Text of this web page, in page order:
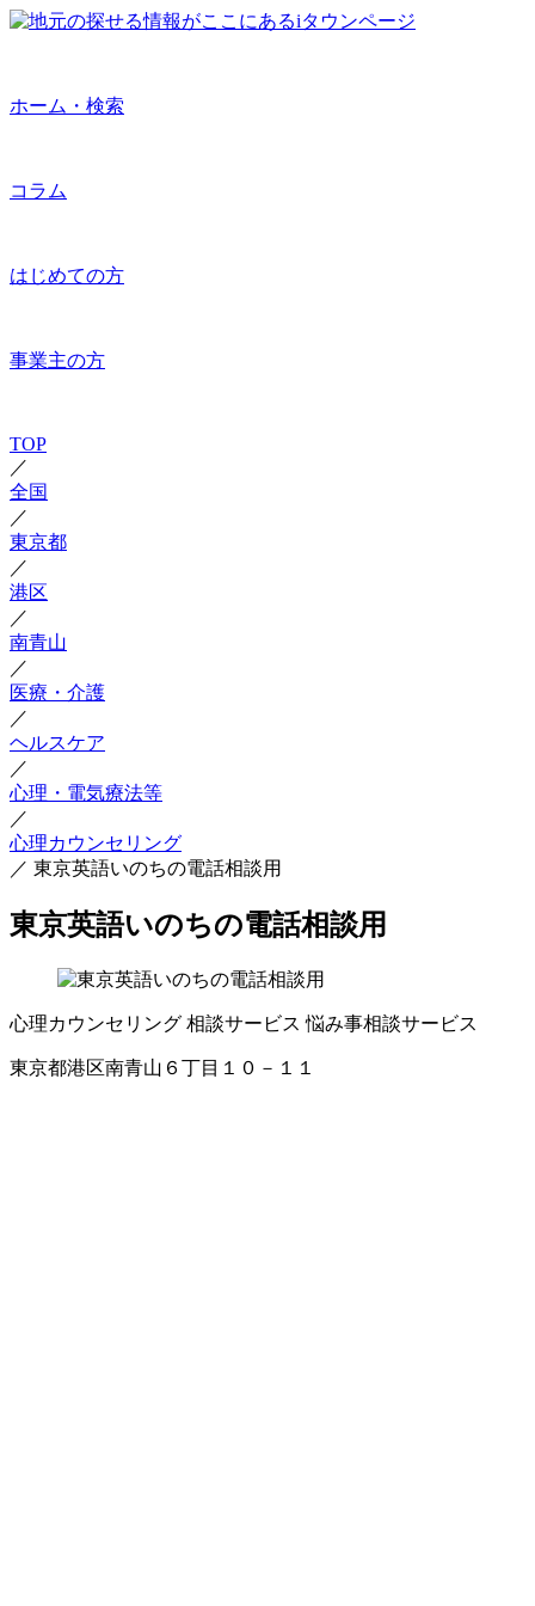
ホーム・検索
コラム
はじめての方
事業主の方
TOP
／
全国
／
東京都
／
港区
／
南青山
／
医療・介護
／
ヘルスケア
／
心理・電気療法等
／
心理カウンセリング
／ 東京英語いのちの電話相談用
東京英語いのちの電話相談用
心理カウンセリング 相談サービス 悩み事相談サービス
東京都港区南青山６丁目１０－１１